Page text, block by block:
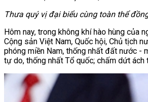
Thưa quý vị đại biểu cùng toàn thể
Hôm nay, trong không khí hào hùng của
Cộng sản Việt Nam, Quốc hội, Chủ tịch
phóng miền Nam, thống nhất đất nước -
tự do, thống nhất Tổ quốc; chấm dứt